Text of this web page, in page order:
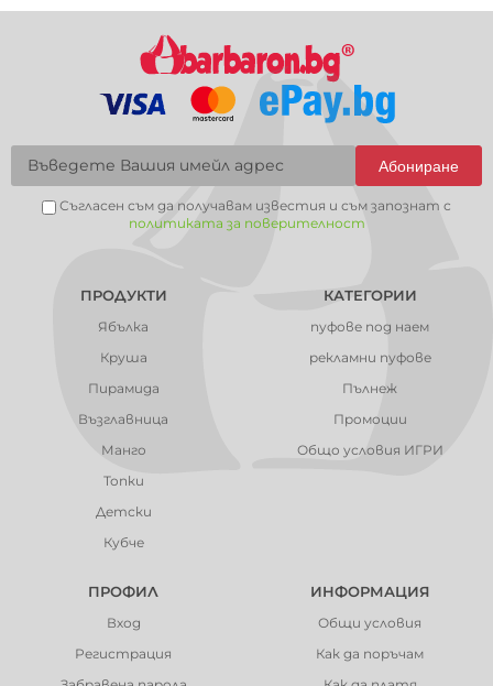
Абониране
Съгласен съм да получавам известия и съм запознат с
политиката за поверителност
ПРОДУКТИ
Ябълка
Круша
Пирамида
Възглавница
Манго
Топки
Детски
Кубче
КАТЕГОРИИ
пуфове под наем
рекламни пуфове
Пълнеж
Промоции
Общо условия ИГРИ
ПРОФИЛ
Вход
Регистрация
ИНФОРМАЦИЯ
Общи условия
Как да поръчам